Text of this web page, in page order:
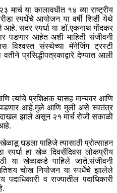
मार्च या कालावधीत १४ व्या राष्ट्रीय
स्पर्धेचे आयोजन या वर्षी शिर्डी येथे
सदर स्पर्धा या डॉ.एकनाथ गोंदकर
पडणार आहेत अशी माहिती संजीवनी
विश्वस्त संस्थेच्या मॅनेजिंग ट्रस्टी
प्रसिद्धीपत्रकाद्वारे देण्यात आली
त्यांचे प्रशिक्षक यासह मान्यवर आणि
पडणार आहे.मुले आणि मुली असे स्वतंत्र
दाखल झाले असून २१ मार्च रोजी सकाळी
घडला पाहिजे त्यासाठी प्रोत्साहन
स्पर्धा हा खेळ दिवसेंदिवस लोकप्रीय
या खेळाकडे पाहिले जाते.संजीवनी
चोख नियोजन या स्पर्धेचे झालेले
व राज्यातील पदाधिकारी